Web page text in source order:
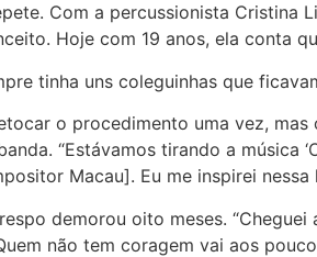
Com a percussionista Cristina
Hoje com 19 anos, ela conta
tinha uns coleguinhas que
o procedimento uma vez,
“Estávamos tirando a música
Macau]. Eu me inspirei
demorou oito meses.
não tem coragem vai aos